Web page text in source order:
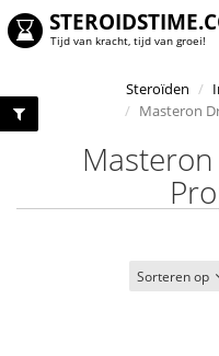
Tijd van kracht, tijd van groei!
Steroïden
Masteron
Sorteren op